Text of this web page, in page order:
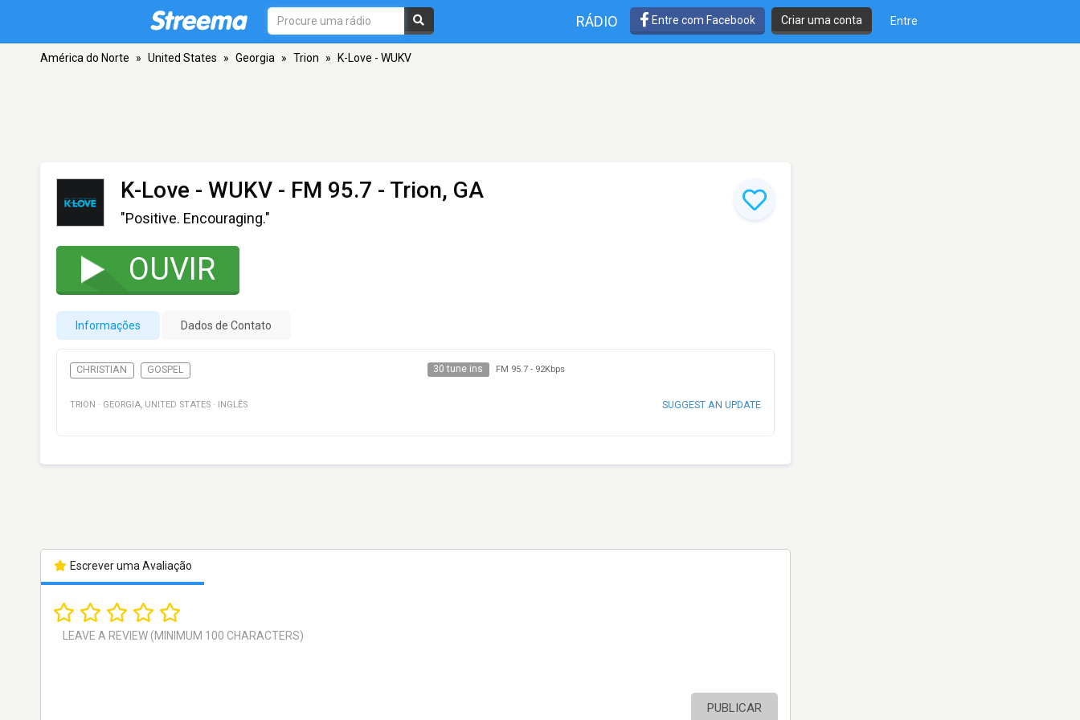
RÁDIO Entre com Facebook Criar uma conta Entre
América do Norte » United States » Georgia » Trion » K-Love - WUKV
K-Love - WUKV - FM 95.7 - Trion, GA
"Positive. Encouraging."
OUVIR
Informações Dados de Contato
CHRISTIAN GOSPEL 30 tune ins FM 95.7- 92Kbps
TRION · GEORGIA, UNITED STATES · INGLÊS SUGGEST AN UPDATE
Escrever uma Avaliação
PUBLICAR